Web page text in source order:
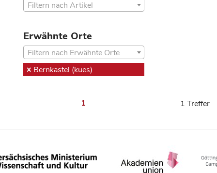
Filtern nach Artikel
Erwähnte Orte
Filtern nach Erwähnte Orte
Bernkastel (kues)
1 1 Treffer